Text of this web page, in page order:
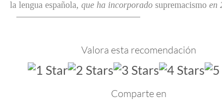
la lengua española, que ha incorporado supremacismo en
Valora esta recomendación
Comparte en